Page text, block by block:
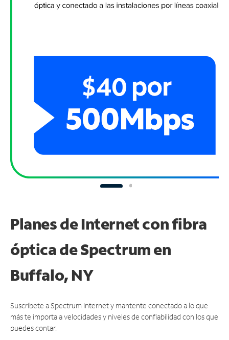
Planes de Internet con fibra
óptica de Spectrum en
Buffalo, NY
Suscríbete a Spectrum Internet y mantente conectado a lo que
más te importa a velocidades y niveles de confiabilidad con los que
puedes contar.